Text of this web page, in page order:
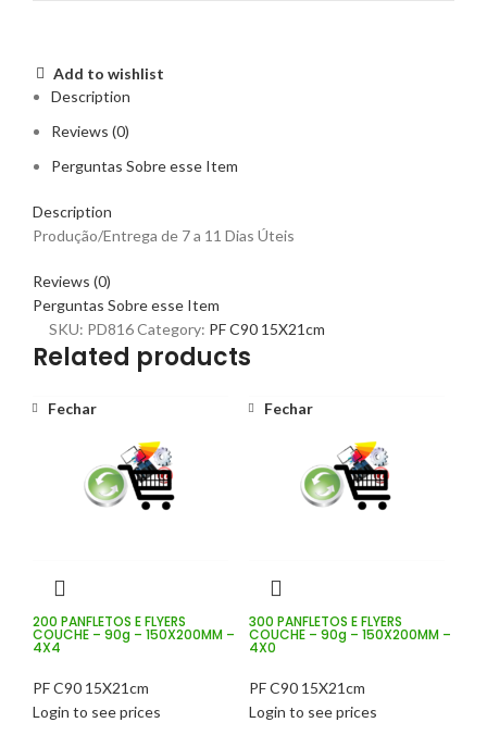
Add to wishlist
Description
Reviews (0)
Perguntas Sobre esse Item
Description
Produção/Entrega de 7 a 11 Dias Úteis
Reviews (0)
Perguntas Sobre esse Item
SKU: PD816Category: PF C90 15X21cm
Related products
Fechar
200 PANFLETOS E FLYERS
COUCHE – 90g – 150X200MM –
4X4
PF C90 15X21cm
Login to see prices
Fechar
300 PANFLETOS E FLYERS
COUCHE – 90g – 150X200MM –
4X0
PF C90 15X21cm
Login to see prices